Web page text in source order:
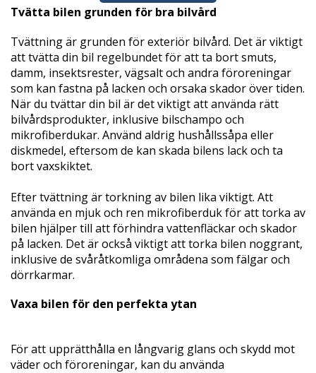
Tvätta bilen grunden för bra bilvård
Tvättning är grunden för exteriör bilvård. Det är viktigt
att tvätta din bil regelbundet för att ta bort smuts,
damm, insektsrester, vägsalt och andra föroreningar
som kan fastna på lacken och orsaka skador över tiden.
När du tvättar din bil är det viktigt att använda rätt
bilvårdsprodukter, inklusive bilschampo och
mikrofiberdukar. Använd aldrig hushållssåpa eller
diskmedel, eftersom de kan skada bilens lack och ta
bort vaxskiktet.
Efter tvättning är torkning av bilen lika viktigt. Att
använda en mjuk och ren mikrofiberduk för att torka av
bilen hjälper till att förhindra vattenfläckar och skador
på lacken. Det är också viktigt att torka bilen noggrant,
inklusive de svåråtkomliga områdena som fälgar och
dörrkarmar.
Vaxa bilen för den perfekta ytan
För att upprätthålla en långvarig glans och skydd mot
väder och föroreningar, kan du använda